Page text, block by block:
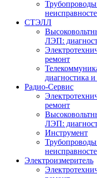
СТЭЛЛ
ЛЭП:
ремонт
диагностика
Радио-Cервис
ремонт
ЛЭП:
Инструмент
Электроизмеритель